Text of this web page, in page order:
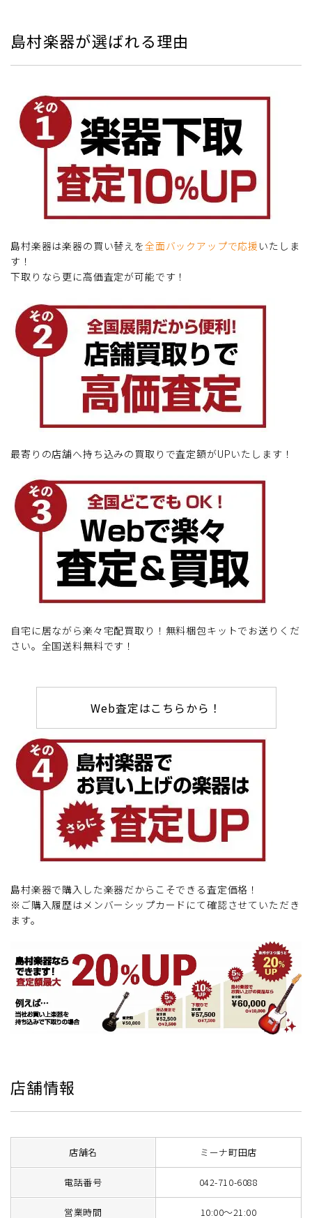
島村楽器が選ばれる理由
島村楽器は楽器の買い替えを全面バックアップで応援 いたしま
す！
下取りなら更に高価査定が可能です！
最寄りの店舗へ持ち込みの買取りで査定額がUPいたします！
自宅に居ながら楽々宅配買取り！無料梱包キットでお送りくだ
さい。全国送料無料です！
Web査定はこちらから！
島村楽器で購入した楽器だからこそできる査定価格！
※ご購入履歴はメンバーシップカードにて確認させていただき
ます。
店舗情報
店舗名 ミーナ町田店
電話番号 042-710-6088
営業時間 10:00～21:00